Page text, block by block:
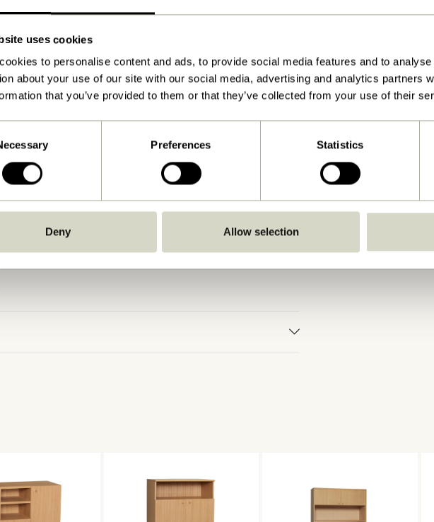
uses cookies
to personalise content and ads, to provide social media features and to
about your use of our site with our social media, advertising and analytics partners
that you’ve provided to them or that they’ve collected from your use of their
Preferences Statistics
Deny Allow selection
16, 34
Oui
Télécharger
Voir les instructions